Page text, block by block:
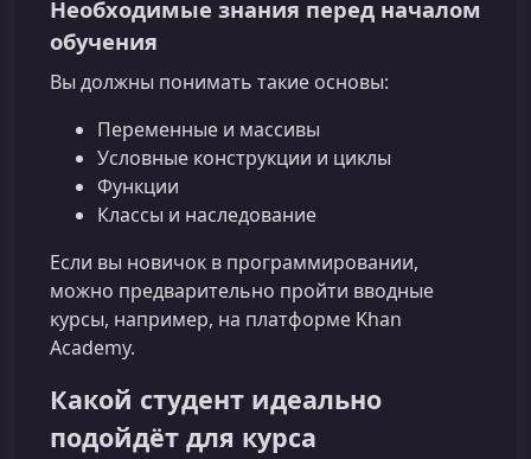
Необходимые знания перед началом
обучения
Вы должны понимать такие основы:
Переменные и массивы
Условные конструкции и циклы
Функции
Классы и наследование
Если вы новичок в программировании,
можно предварительно пройти вводные
курсы, например, на платформе Khan
Academy.
Какой студент идеально
подойдёт для курса